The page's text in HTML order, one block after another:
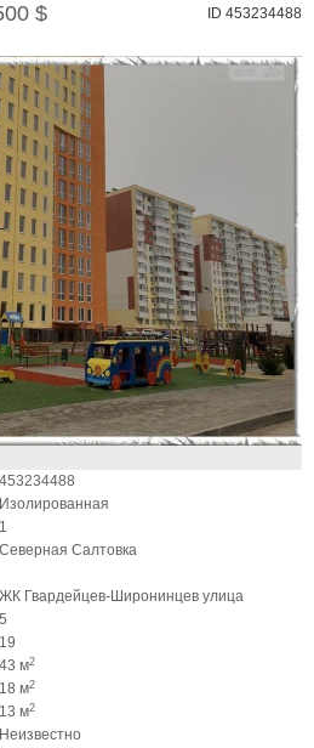
$ ID 453234488
453234488
Изолированная
1
Северная Салтовка
ЖК Гвардейцев-Широнинцев улица
5
19
43 м2
18 м2
13 м2
Неизвестно